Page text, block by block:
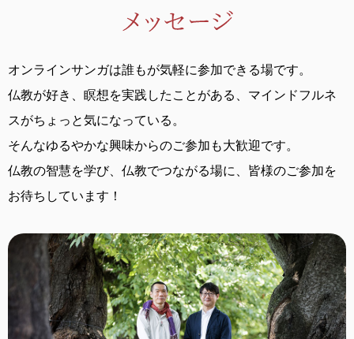
オンラインサンガは誰もが気軽に参加できる場です。
仏教が好き、瞑想を実践したことがある、 マインドフルネ
スがちょっと気になっている。
そんなゆるやかな興味からのご参加も大歓迎です。
仏教の智慧を学び、仏教でつながる場に、 皆様のご参加を
お待ちしています！